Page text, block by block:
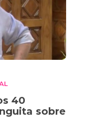
40
sobre